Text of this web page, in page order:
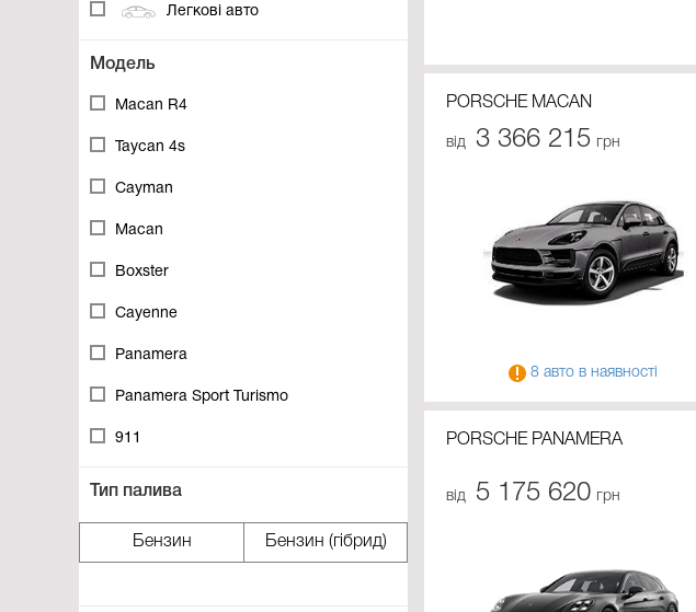
Легкові авто
Модель
Macan R4
Taycan 4s
Cayman
Macan
Boxster
Cayenne
Panamera
Panamera Sport Turismo
911
Тип палива
Бензин Бензин (гібрид)
PORSCHE MACAN
від 3 366 215 грн
8 авто в наявності
PORSCHE PANAMERA
від 5 175 620 грн